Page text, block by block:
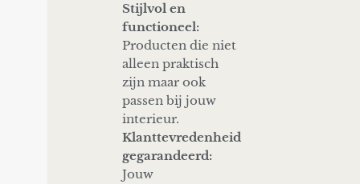
Stijlvol en
functioneel:
Producten die niet
alleen praktisch
zijn maar ook
passen bij jouw
interieur.
Klanttevredenheid
gegarandeerd:
Jouw